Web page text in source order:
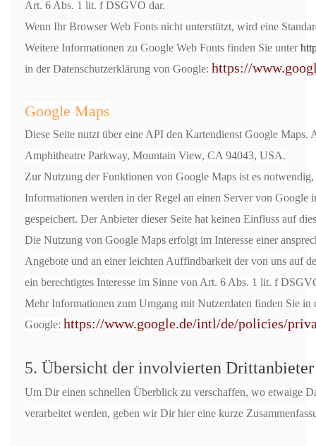
Art. 6 Abs. 1 lit. f DSGVO dar.
Wenn Ihr Browser Web Fonts nicht unterstützt, wird eine
Weitere Informationen zu Google Web Fonts finden Sie unter
in der Datenschutzerklärung von Google: https://
Google Maps
Diese Seite nutzt über eine API den Kartendienst Google Maps.
Amphitheatre Parkway, Mountain View, CA 94043, USA.
Zur Nutzung der Funktionen von Google Maps ist es
Informationen werden in der Regel an einen Server von Google
gespeichert. Der Anbieter dieser Seite hat keinen Einfluss auf
Die Nutzung von Google Maps erfolgt im Interesse einer
Angebote und an einer leichten Auffindbarkeit der von uns auf
ein berechtigtes Interesse im Sinne von Art. 6 Abs. 1 lit. f
Mehr Informationen zum Umgang mit Nutzerdaten finden Sie in
Google: https://www.google.de/intl/de/policies/
5. Übersicht der involvierten Drittanbieter
Um Dir einen schnellen Überblick zu verschaffen, wo etwaige
verarbeitet werden, geben wir Dir hier eine kurze